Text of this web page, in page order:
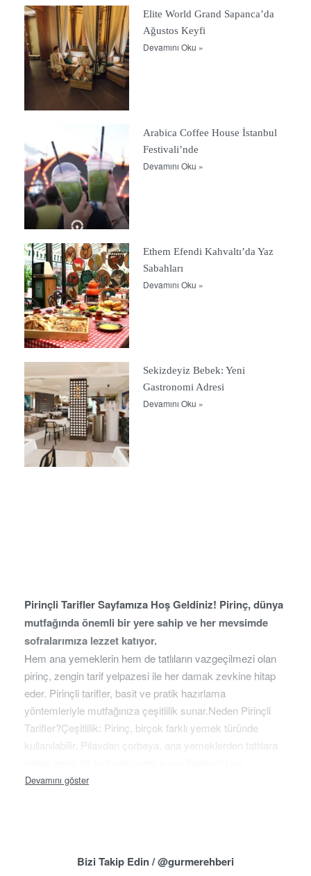
Elite World Grand Sapanca’da
Ağustos Keyfi
Devamını Oku »
Arabica Coffee House İstanbul
Festivali’nde
Devamını Oku »
Ethem Efendi Kahvaltı’da Yaz
Sabahları
Devamını Oku »
Sekizdeyiz Bebek: Yeni
Gastronomi Adresi
Devamını Oku »
Pirinçli Tarifler Sayfamıza Hoş Geldiniz! Pirinç, dünya
mutfağında önemli bir yere sahip ve her mevsimde
sofralarımıza lezzet katıyor.
Hem ana yemeklerin hem de tatlıların vazgeçilmezi olan
pirinç, zengin tarif yelpazesi ile her damak zevkine hitap
eder. Pirinçli tarifler, basit ve pratik hazırlama
yöntemleriyle mutfağınıza çeşitlilik sunar.Neden Pirinçli
Tarifler?Çeşitlilik: Pirinç, birçok farklı yemek türünde
kullanılabilir. Pilavdan çorbaya, ana yemeklerden tatlılara
Doyurucu: Pirinç, iyi bir karbonhidrat kaynağıdır ve uzun
sunar.Klasik ve Modern: Hem geleneksel tariflerle hem de
Bizi Takip Edin / @gurmerehberi